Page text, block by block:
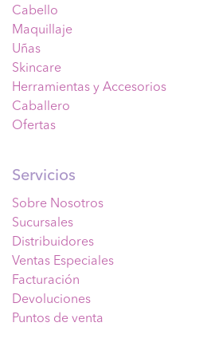
Cabello
Maquillaje
Uñas
Skincare
Herramientas y Accesorios
Caballero
Ofertas
Servicios
Sobre Nosotros
Sucursales
Distribuidores
Ventas Especiales
Facturación
Devoluciones
Puntos de venta